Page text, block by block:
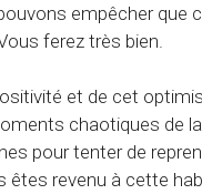
empêcher que
ferez très bien.
et de cet
chaotiques de
pour tenter de
revenu à cette